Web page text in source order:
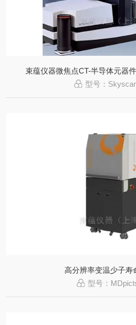
束蕴仪器微焦点CT-半导体元器
型号：
高分辨率变温少子寿
型号：